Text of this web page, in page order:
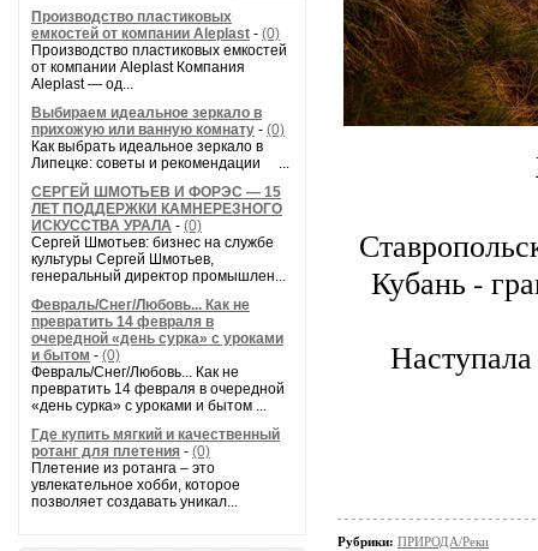
Производство пластиковых
емкостей от компании Aleplast - (0)
Производство пластиковых емкостей
от компании Aleplast Компания
Aleplast — од...
Выбираем идеальное зеркало в
прихожую или ванную комнату - (0)
Как выбрать идеальное зеркало в
Липецке: советы и рекомендации ...
СЕРГЕЙ ШМОТЬЕВ И ФОРЭС — 15
ЛЕТ ПОДДЕРЖКИ КАМНЕРЕЗНОГО
ИСКУССТВА УРАЛА - (0)
Сергей Шмотьев: бизнес на службе
культуры Сергей Шмотьев,
генеральный директор промышлен...
Февраль/Снег/Любовь... Как не
превратить 14 февраля в
очередной «день сурка» с уроками
и бытом - (0)
Февраль/Снег/Любовь... Как не
превратить 14 февраля в очередной
«день сурка» с уроками и бытом ...
Где купить мягкий и качественный
ротанг для плетения - (0)
Плетение из ротанга – это
увлекательное хобби, которое
позволяет создавать уникал...
Кубань -
Наступала
Рубрики: ПРИРОДА/Реки